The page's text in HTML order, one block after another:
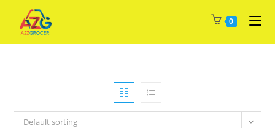
content
0
Default sorting